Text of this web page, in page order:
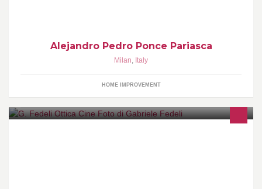
Alejandro Pedro Ponce Pariasca
Milan, Italy
HOME IMPROVEMENT